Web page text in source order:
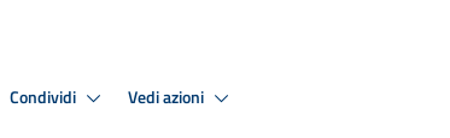
Condividi Vedi azioni